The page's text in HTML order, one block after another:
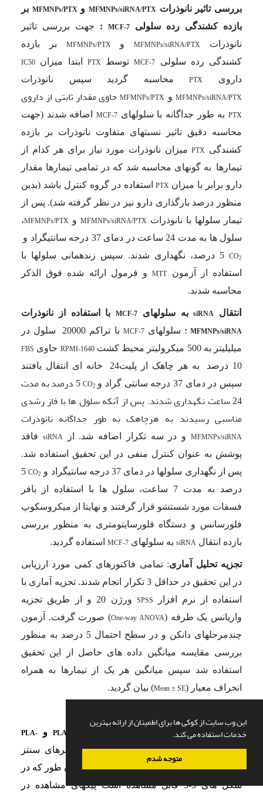
این وب سایت از کوکی ها برای اطمینان از ارائه بهترین
خدمات استفاده می کند.
متوجه شدم
بررسی تاثیرنانوذرات MFMNPs/siRNA/PTXو MFMNPs/PTX بر
بازده کشندگی رده سلولی
MCF-7
: جهت بررسی تاثیر
نانوذرات
MFMNPs/siRNA/PTXو MFMNPs/PTX
بر بازده
کشندگی رده سلولی
MCF-7توسط PTX ابتدا میزان IC50
داروی PTXمحاسبه گردید سپس نانوذرات
MFMNPs/siRNA/PTXو MFMNPs/PTX حاوی مقدار ثابتی از داروی
PTX به طور جداگانه با سلول­های MCF-7
اضافه شدند (جهت
محاسبه دقیق تاثیر نسبت­های متفاوت نانوذرات بر بازده
کشندگی
PTXمیزان نانوذرات مورد نیاز برای هر کدام از
تیمارها به گونه­ای محاسبه شد که در تمامی تیمارها مقدار
دارو برابر با میزان PTX
استفاده در گروه کنترل باشد (بدین
منظور درصد بارگذاری دارو نیز در نظر گرفته شد). پس از
تیمار سلول­ها با نانوذرات MFMNPs/siRNA/PTX و MFMNPs/PTX،
سلول ها به مدت 24
ساعت در دمای 37 درجه ­سانتی­گراد و
CO2
5 درصد، نگهداری شدند. سپس زنده­مانی سلول­ها با
استفاده از آزمونMTTو فرمول ارائه شده فوق الذکر
محاسبه شدند.
نتقال siRNAبه سلول­های MCF-7 با استفاده از نانوذرات
MFMNPs/siRNA
: سلولهای MCF-7با تراکم 20000
سلول در
میلی­لیتر به 500 میکرولیتر محیط کشت
RPMI-1640 حاوی FBS
10 درصد به هر چاهک از پلیت24
خانه ای انتقال یافتند
سپس در دمای 37 درجه سانتی گراد و
CO2
5 درصد به مدت
24 ساعت نگهداری شدند. پس از آنکه سلول ها با فاز رشدی
مناسبی رسیدند به هرچاهک به طور جداگانه نانوذرات
MFMNPs/siRNA و در سه تکرار اضافه شد. از siRNA
فاقد
پوشش به عنوان کنترل منفی در این تحقیق استفاده شد.
پس از نگهداری سلول­ها در دمای 37 درجه سانتی­گراد و
CO2
5
درصد به مدت 7 ساعت، سلول ها با استفاده از بافر
فسفات مورد شستشو قرار گرفتند و نهایتا از میکروسکوپ
فلورسانس و دستگاه فلورسایتومتری به منظور بررسی
بازده انتقال siRNA به سلول­های MCF-7 استفاده گردید.
تجزیه تحلیل آماری: تمامی فاکتورهای کمی مورد ارزیابی
در این تحقیق در حداقل 3 تکرار انجام شدند. تجزیه آماری با
استفاده از نرم افزار
SPSS
ورژن 20 و از طریق تجزیه
واریانس یک طرفه (One-way ANOVA) صورت گرفت. آزمون
چندمرحله­ای دانکن و در سطح احتمال 5 درصد به منظور
بررسی مقایسه میانگین داده های حاصل از این تحقیق
استفاده شد سپس میانگین هر یک از تیمارها به همراه
انحراف معیار (Mean ± SE) بیان گردید.
NMR از پلیمرهای PLA-chitosan و PLA-
chitosan-PEG-FA
:جهت بررسی ساختار کوپلیمرهای سنتز
شده از طیف سنجیHNMRاستفاده گردید همان طور که در
شکل های 5-3 قابل مشاهده است پیک­های مشاهده در